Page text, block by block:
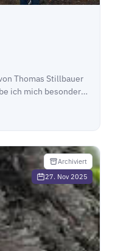
Thomas Stillbauer
ich mich besonders
Archiviert
27. Nov 2025